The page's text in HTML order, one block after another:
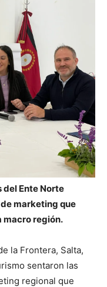
del Ente Norte
marketing que
macro región.
la Frontera, Salta,
sentaron las
regional que